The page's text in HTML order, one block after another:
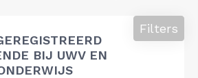
BIJ UWV EN
Filters